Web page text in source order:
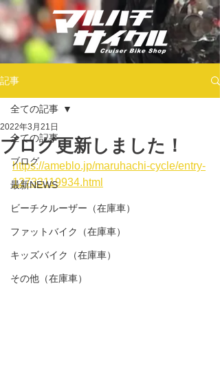
記事
全ての記事
ブログ
最新NEWS
ビーチクルーザー（在庫車）
ファットバイク（在庫車）
キッズバイク（在庫車）
その他（在庫車）
全ての記事
ブログ更新しました！
2022年3月21日
https://ameblo.jp/maruhachi-cycle/entry-
12733119934.html